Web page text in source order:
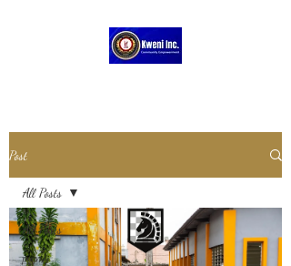
Post
All Posts
pygmy
All Posts